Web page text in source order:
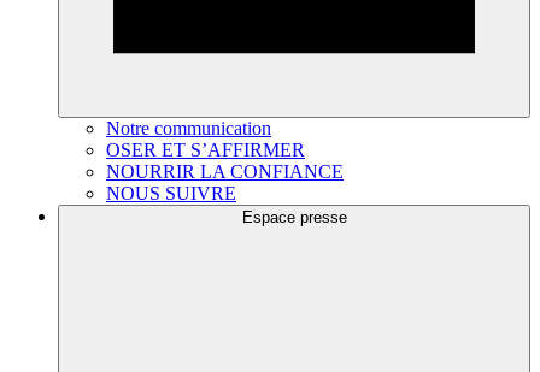
Notre communication
OSER ET S’AFFIRMER
NOURRIR LA CONFIANCE
NOUS SUIVRE
Espace presse